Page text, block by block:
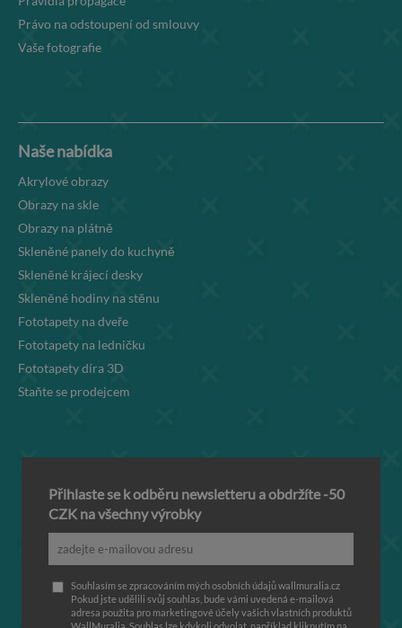
Právo na odstoupení od smlouvy
Vaše fotografie
Naše nabídka
Akrylové obrazy
Obrazy na skle
Obrazy na plátně
Skleněné panely do kuchyně
Skleněné krájecí desky
Skleněné hodiny na stěnu
Fototapety na dveře
Fototapety na ledničku
Fototapety díra 3D
Staňte se prodejcem
Přihlaste se k odběru newsletteru a obdržíte -50
CZK na všechny výrobky
Souhlasím se zpracováním mých osobních údajů wallmuralia.cz
Pokud jste udělili svůj souhlas, bude vámi uvedená e-mailová
adresa použita pro marketingové účely vašich vlastních produktů